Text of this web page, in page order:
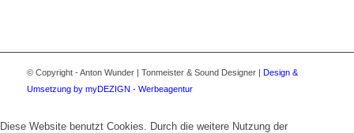
© Copyright - Anton Wunder | Tonmeister & Sound Designer | Design &
Umsetzung by myDEZIGN - Werbeagentur
Diese Website benutzt Cookies. Durch die weitere Nutzung der